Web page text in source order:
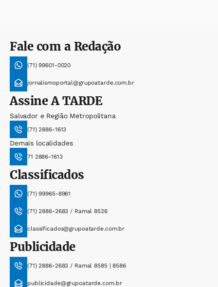
Fale com a Redação
(71) 99601-0020
jornalismoportal@grupoatarde.com.br
AssineA TARDE
Salvador e Região Metropolitana
(71) 2886-1613
Demais localidades
71 2886-1613
Classificados
(71) 99965-8961
(71) 2886-2683 / Ramal 8526
classificados@grupoatarde.com.br
Publicidade
(71) 2886-2683 / Ramal 8585 | 8586
publicidade@grupoatarde.com.br